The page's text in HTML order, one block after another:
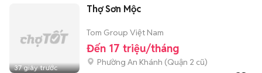
37 giây trước
Thợ Sơn Mộc
Tom Group Việt Nam
Đến 17 triệu/tháng
Phường An Khánh (Quận 2 cũ)